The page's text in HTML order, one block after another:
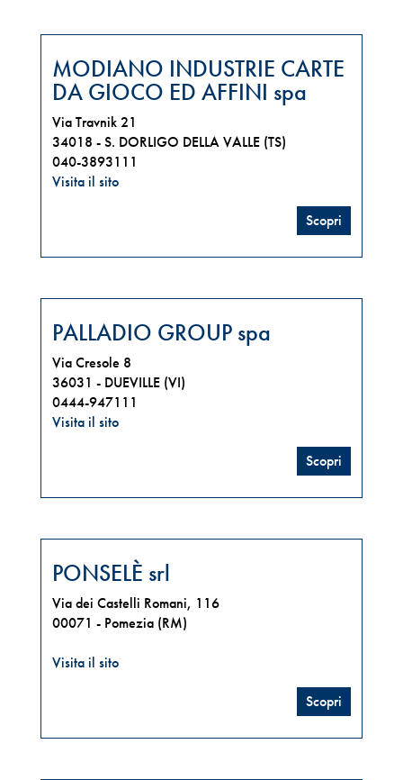
MODIANO INDUSTRIE CARTE
DA GIOCO ED AFFINI spa
Via Travnik 21
34018 -S. DORLIGO DELLA VALLE (TS)
040-3893111
Visita il sito
Scopri
PALLADIO GROUP spa
Via Cresole 8
36031 - DUEVILLE (VI)
0444-947111
Visita il sito
Scopri
PONSELÈ srl
Via dei Castelli Romani, 116
00071 - Pomezia (RM)
Visita il sito
Scopri